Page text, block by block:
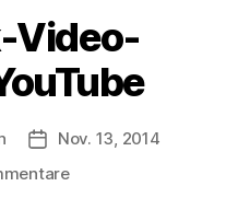
Video-
Veröffentlichungsdatum
Nov. 13, 2014
zu